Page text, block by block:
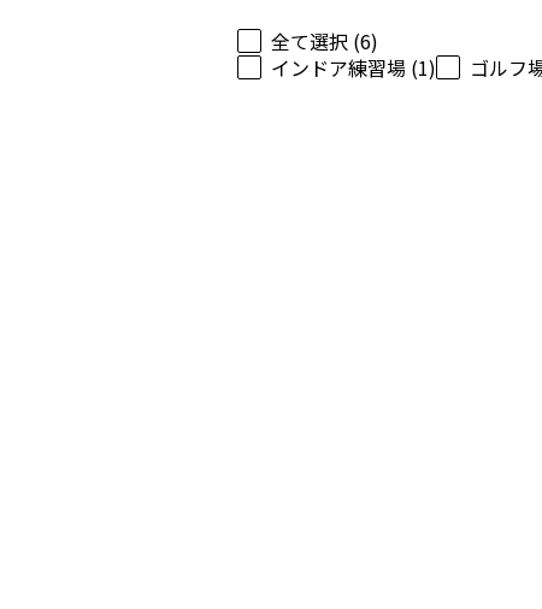
全て選択 (6)
インドア練習場 (1)
ゴルフ